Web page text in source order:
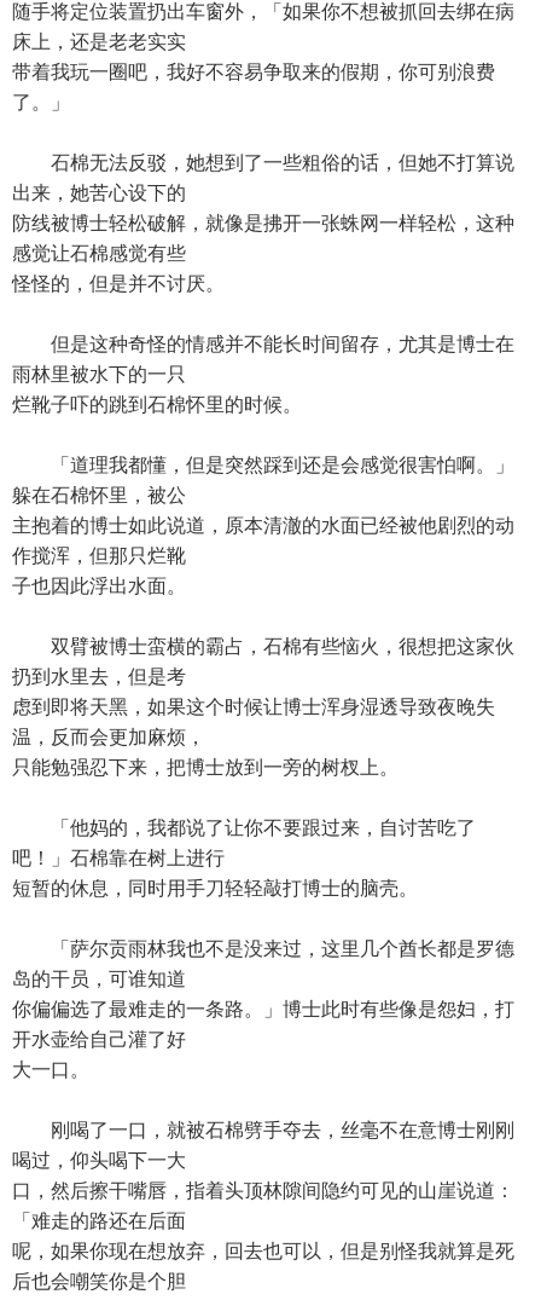
随手将定位装置扔出车窗外，「如果你不想被抓回去绑在病
床上，还是老老实实
带着我玩一圈吧，我好不容易争取来的假期，你可别浪费
了。」
石棉无法反驳，她想到了一些粗俗的话，但她不打算说
出来，她苦心设下的
防线被博士轻松破解，就像是拂开一张蛛网一样轻松，这种
感觉让石棉感觉有些
怪怪的，但是并不讨厌。
但是这种奇怪的情感并不能长时间留存，尤其是博士在
雨林里被水下的一只
烂靴子吓的跳到石棉怀里的时候。
「道理我都懂，但是突然踩到还是会感觉很害怕啊。」
躲在石棉怀里，被公
主抱着的博士如此说道，原本清澈的水面已经被他剧烈的动
作搅浑，但那只烂靴
子也因此浮出水面。
双臂被博士蛮横的霸占，石棉有些恼火，很想把这家伙
扔到水里去，但是考
虑到即将天黑，如果这个时候让博士浑身湿透导致夜晚失
温，反而会更加麻烦，
只能勉强忍下来，把博士放到一旁的树杈上。
「他妈的，我都说了让你不要跟过来，自讨苦吃了
吧！」石棉靠在树上进行
短暂的休息，同时用手刀轻轻敲打博士的脑壳。
「萨尔贡雨林我也不是没来过，这里几个酋长都是罗德
岛的干员，可谁知道
你偏偏选了最难走的一条路。」博士此时有些像是怨妇，打
开水壶给自己灌了好
大一口。
刚喝了一口，就被石棉劈手夺去，丝毫不在意博士刚刚
喝过，仰头喝下一大
口，然后擦干嘴唇，指着头顶林隙间隐约可见的山崖说道：
「难走的路还在后面
呢，如果你现在想放弃，回去也可以，但是别怪我就算是死
后也会嘲笑你是个胆